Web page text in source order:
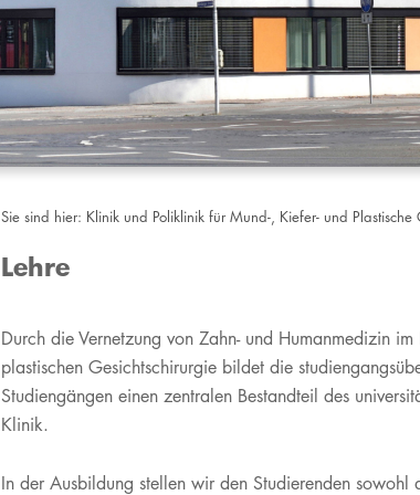
Sie sind hier: Klinik und Poliklinik für Mund-, Kiefer- und Plastische
Lehre
​​​​​​Durch die Vernetzung von Zahn- und Humanmedizin
plastischen Gesichtschirurgie bildet die
Studiengängen einen zentralen Bestandteil des
Klinik.
In der Ausbildung stellen wir den Studierenden sowohl